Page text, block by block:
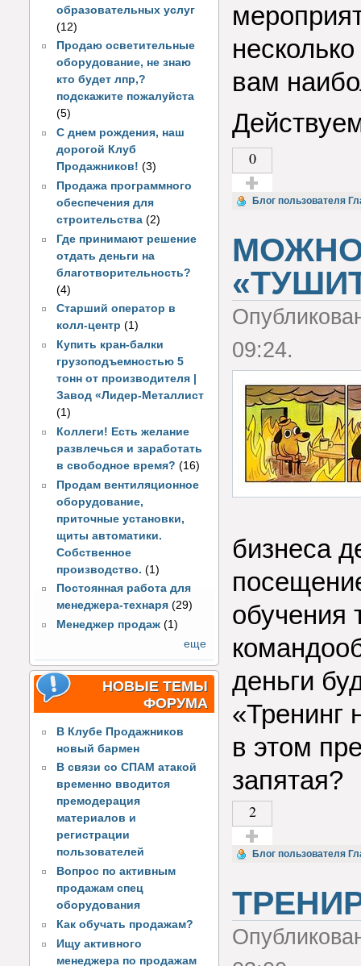
образовательных услуг
(12)
Продаю осветительные
оборудование, не знаю
кто будет лпр,?
подскажите пожалуйста
(5)
С днем рождения, наш
дорогой Клуб
Продажников! (3)
Продажа программного
обеспечения для
строительства (2)
Где принимают решение
отдать деньги на
благотворительность?
(4)
Старший оператор в
колл-центр (1)
Купить кран-балки
грузоподъемностью 5
тонн от производителя |
Завод «Лидер-Металлист
(1)
Коллеги! Есть желание
развлечься и заработать
в свободное время? (16)
Продам вентиляционное
оборудование,
приточные установки,
щиты автоматики.
Собственное
производство. (1)
Постоянная работа для
менеджера-технаря (29)
Менеджер продаж (1)
еще
НОВЫЕ ТЕМЫ
ФОРУМА
В Клубе Продажников
новый бармен
В связи со СПАМ атакой
временно вводится
премодерация
материалов и
регистрации
пользователей
Вопрос по активным
продажам спец
оборудования
Как обучать продажам?
Ищу активного
менеджера по продажам
вам
0
Голос за!
Блог пользователя
МОЖНО
09:24.
бизнеса
обучения
деньги
«Тренинг
в этом
запятая?
2
Голос за!
Блог пользователя